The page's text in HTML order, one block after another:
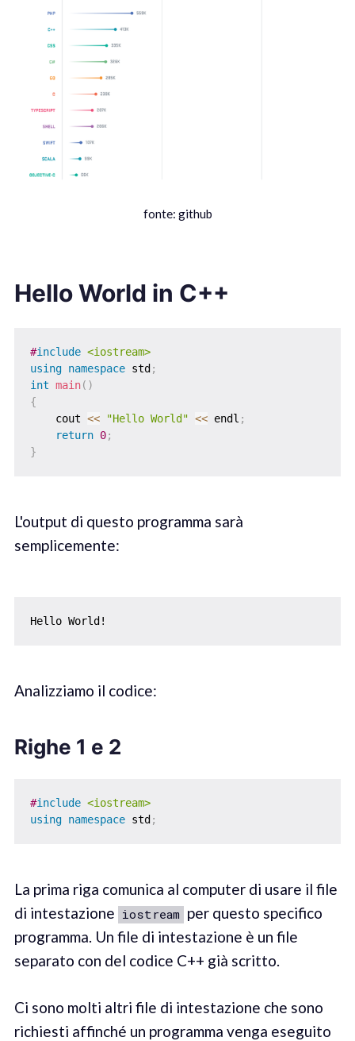
fonte: github
Hello World in C++
#include <iostream>
using namespace std ;
int main( )
{
    cout
<< "Hello World" << endl ;
return 0;
}
L'output di questo programma sarà
semplicemente:
Hello World!
Analizziamo il codice:
Righe 1 e 2
#include <iostream>
using namespace std ;
La prima riga comunica al computer di usare il file
di intestazione iostream per questo specifico
programma. Un file di intestazione è un file
separato con del codice C++ già scritto.
Ci sono molti altri file di intestazione che sono
richiesti affinché un programma venga eseguito